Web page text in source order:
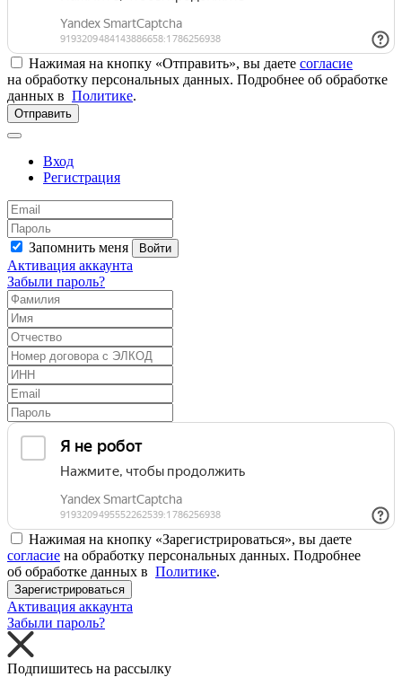
Нажимая на кнопку «Отправить», вы даете согласие
на обработку персональных данных. Подробнее об обработке
данных в Политике.
Отправить
Вход
Регистрация
Запомнить меня Войти
Активация аккаунта
Забыли пароль?
Нажимая на кнопку «Зарегистрироваться», вы даете
согласие на обработку персональных данных. Подробнее
об обработке данных в Политике.
Зарегистрироваться
Активация аккаунта
Забыли пароль?
Подпишитесь на рассылку